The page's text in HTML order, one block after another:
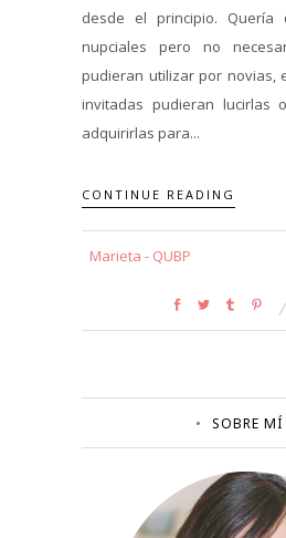
desde el principio. Quería
nupciales pero no
pudieran utilizar por novias,
invitadas pudieran lucirlas
adquirirlas para...
CONTINUE READING
Marieta - QUBP
SOBRE MÍ